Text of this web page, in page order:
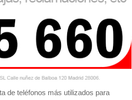
de teléfonos más utilizados para